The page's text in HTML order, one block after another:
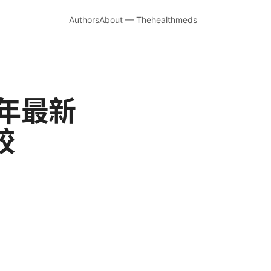
AuthorsAbout — Thehealthmeds
最新